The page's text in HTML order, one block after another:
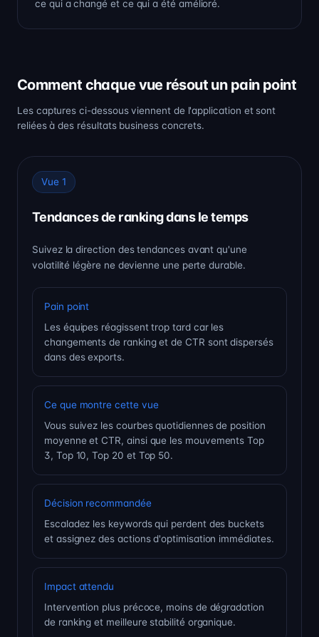
ce qui a changé et ce qui a été amélioré.
Comment chaque vue résout un pain point
Les captures ci-dessous viennent de l'application et sont
reliées à des résultats business concrets.
Vue 1
Tendances de ranking dans le temps
Suivez la direction des tendances avant qu'une
volatilité légère ne devienne une perte durable.
Pain point
Les équipes réagissent trop tard car les
changements de ranking et de CTR sont dispersés
dans des exports.
Ce que montre cette vue
Vous suivez les courbes quotidiennes de position
moyenne et CTR, ainsi que les mouvements Top
3, Top 10, Top 20 et Top 50.
Décision recommandée
Escaladez les keywords qui perdent des buckets
et assignez des actions d'optimisation immédiates.
Impact attendu
Intervention plus précoce, moins de dégradation
de ranking et meilleure stabilité organique.